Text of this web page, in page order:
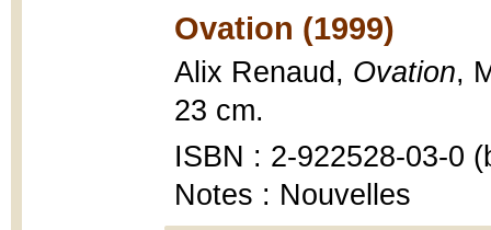
Ovation (1999)
Alix Renaud, Ovation,
23 cm.
ISBN : 2-922528-03-0
Notes : Nouvelles